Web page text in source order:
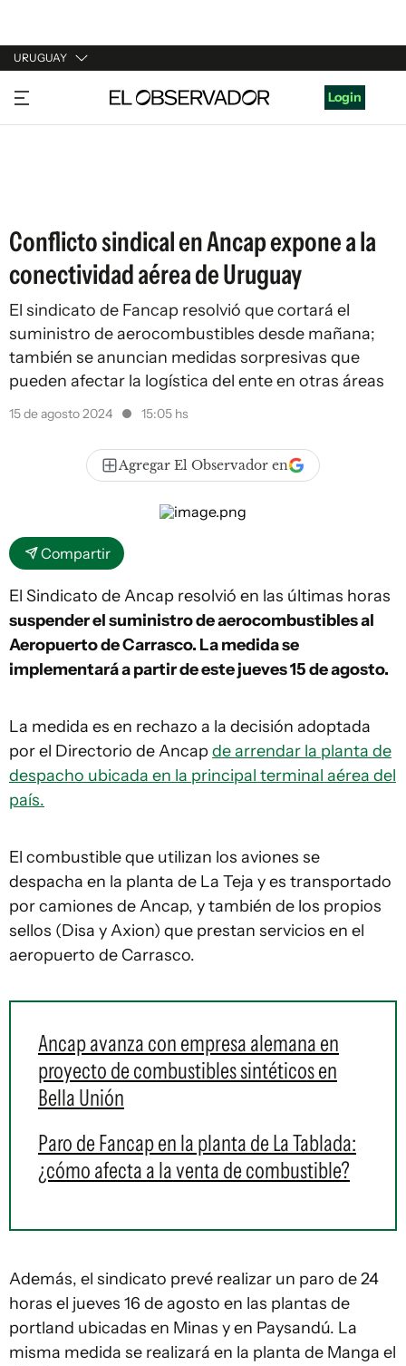
URUGUAY
URUGUAY
ARGENTINA
Login
Conflicto sindical en Ancap expone a la
conectividad aérea de Uruguay
El sindicato de Fancap resolvió que cortará el
suministro de aerocombustibles desde mañana;
también se anuncian medidas sorpresivas que
pueden afectar la logística del ente en otras áreas
15 de agosto 2024 15:05 hs
Agregar El Observador en
Compartir
El Sindicato de Ancap resolvió en las últimas horas
suspender el suministro de aerocombustibles al
Aeropuerto de Carrasco. La medida se
implementará a partir de este jueves 15 de agosto.
La medida es en rechazo a la decisión adoptada
por el Directorio de Ancapde arrendar la planta de
despacho ubicada en la principal terminal aérea del
país.
El combustible que utilizan los aviones se
despacha en la planta de La Teja y es transportado
por camiones de Ancap, y también de los propios
sellos (Disa y Axion) que prestan servicios en el
aeropuerto de Carrasco.
Ancap avanza con empresa alemana en
proyecto de combustibles sintéticos en
Bella Unión
Paro de Fancap en la planta de La Tablada:
¿cómo afecta a la venta de combustible?
Además, el sindicato prevé realizar un paro de 24
horas el jueves 16 de agosto en las plantas de
portland ubicadas en Minas y en Paysandú. La
misma medida se realizará en la planta de Manga el